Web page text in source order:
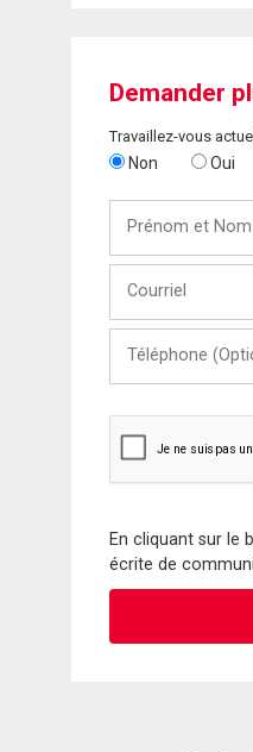
Demander
Travaillez-vous
Non Oui
Nom
(Optionnel)
En cliquant sur le
écrite de